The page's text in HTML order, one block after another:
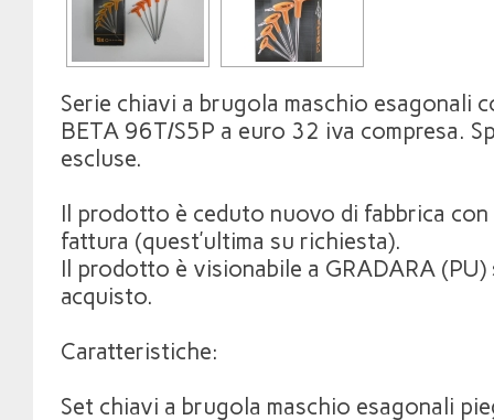
Serie chiavi a brugola maschio esagonali
BETA 96T/S5P a euro 32 iva compresa.
escluse.
Il prodotto è ceduto nuovo di fabbrica
fattura (quest’ultima su richiesta).
Il prodotto è visionabile a GRADARA (PU)
acquisto.
Caratteristiche:
Set chiavi a brugola maschio esagonali